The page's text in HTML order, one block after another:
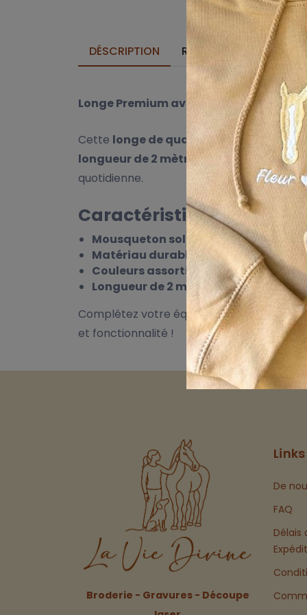
DÉSCRIPTION REMISES SUR QUANTITÉ
Longe Premium avec Mousqueton –
Cette longe de qualité supérieure
est
longueur de 2 mètres, elle offre une
quotidienne.
Caractéristiques de
Mousqueton solide
– Fermeture
Matériau durable et confortable –
Couleurs assorties– Disponible dans
Longueur de 2 mètres– Idéale pour
Complétez votre équipement avec cette
et fonctionnalité !
Broderie - Gravures - Découpe
Links
De
FAQ
Délais